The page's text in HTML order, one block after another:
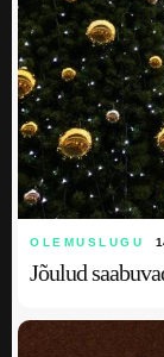
OLEMUSLUGU
Jõulud